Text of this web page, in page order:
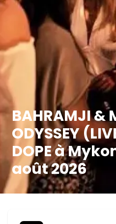
BAHRAMJI &
ODYSSEY
DOPE à
août 2026